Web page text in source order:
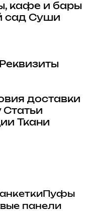
кафе и бары
сад Суши
Реквизиты
доставки
Статьи
Ткани
Пуфы
панели